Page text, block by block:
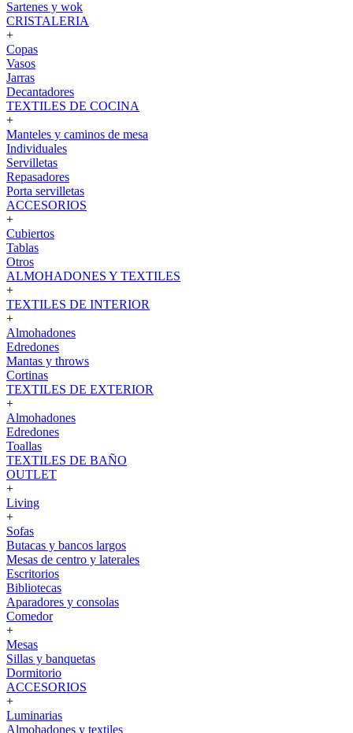
Sartenes y wok
CRISTALERIA
+
Copas
Vasos
Jarras
Decantadores
TEXTILES DE COCINA
+
Manteles y caminos de mesa
Individuales
Servilletas
Repasadores
Porta servilletas
ACCESORIOS
+
Cubiertos
Tablas
Otros
ALMOHADONES Y TEXTILES
+
TEXTILES DE INTERIOR
+
Almohadones
Edredones
Mantas y throws
Cortinas
TEXTILES DE EXTERIOR
+
Almohadones
Edredones
Toallas
TEXTILES DE BAÑO
OUTLET
+
Living
+
Sofas
Butacas y bancos largos
Mesas de centro y laterales
Escritorios
Bibliotecas
Aparadores y consolas
Comedor
+
Mesas
Sillas y banquetas
Dormitorio
ACCESORIOS
+
Luminarias
Almohadones y textiles